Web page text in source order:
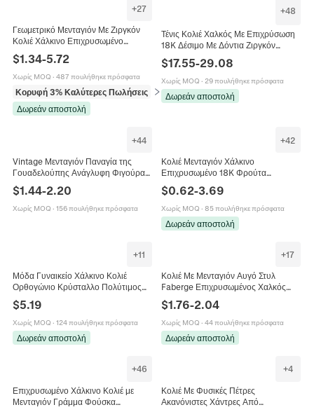
+27
Γεωμετρικό Μενταγιόν Με Ζιργκόν
Κολιέ Χάλκινο Επιχρυσωμένο
Πολυεπίπεδο Μινιμαλιστικό Σχήμα Υ
Κοσμήματα Για Γυναίκες
$1.34-5.72
Χωρίς MOQ · 487 πουλήθηκε πρόσφατα
Κορυφή 3% Καλύτερες Πωλήσεις
σε Κολιέ
Δωρεάν αποστολή
+48
Τένις Κολιέ Χαλκός Με Επιχρύσωση
18K Δέσιμο Με Δόντια Ζιργκόν
Γυναίκες
$17.55-29.08
Χωρίς MOQ · 29 πουλήθηκε πρόσφατα
Δωρεάν αποστολή
+44
Vintage Μενταγιόν Παναγία της
Γουαδελούπης Ανάγλυφη Φιγούρα
Κολιέ Σμάλτο Ένθετο Ζιρκόνια
Χάλκινο Κόσμημα για Γυναίκες Μόδα
Αξεσουάρ
$1.44-2.20
Χωρίς MOQ · 156 πουλήθηκε πρόσφατα
+42
Κολιέ Μενταγιόν Χάλκινο
Επιχρυσωμένο 18K Φρούτα
Λουλούδι Σμάλτο Ζιργκόν Κομψά
Κοσμήματα DIY Για Γυναίκες
$0.62-3.69
Χωρίς MOQ · 85 πουλήθηκε πρόσφατα
Δωρεάν αποστολή
+11
Μόδα Γυναικείο Χάλκινο Κολιέ
Ορθογώνιο Κρύσταλλο Πολύτιμος
Λίθος Statement Πολύχρωμο
Γεωμετρικό Choker Ρυθμιζόμενη
Αλυσίδα Κοσμήματα
$5.19
Χωρίς MOQ · 124 πουλήθηκε πρόσφατα
Δωρεάν αποστολή
+17
Κολιέ Με Μενταγιόν Αυγό Στυλ
Faberge Επιχρυσωμένος Χαλκός
Σμάλτο Στρας Κούφιο Vintage
Κόσμημα Για Γυναίκες Δώρο
$1.76-2.04
Χωρίς MOQ · 44 πουλήθηκε πρόσφατα
Δωρεάν αποστολή
+46
Επιχρυσωμένο Χάλκινο Κολιέ με
Μενταγιόν Γράμμα Φούσκα
+4
Κολιέ Με Φυσικές Πέτρες
Ακανόνιστες Χάντρες Από